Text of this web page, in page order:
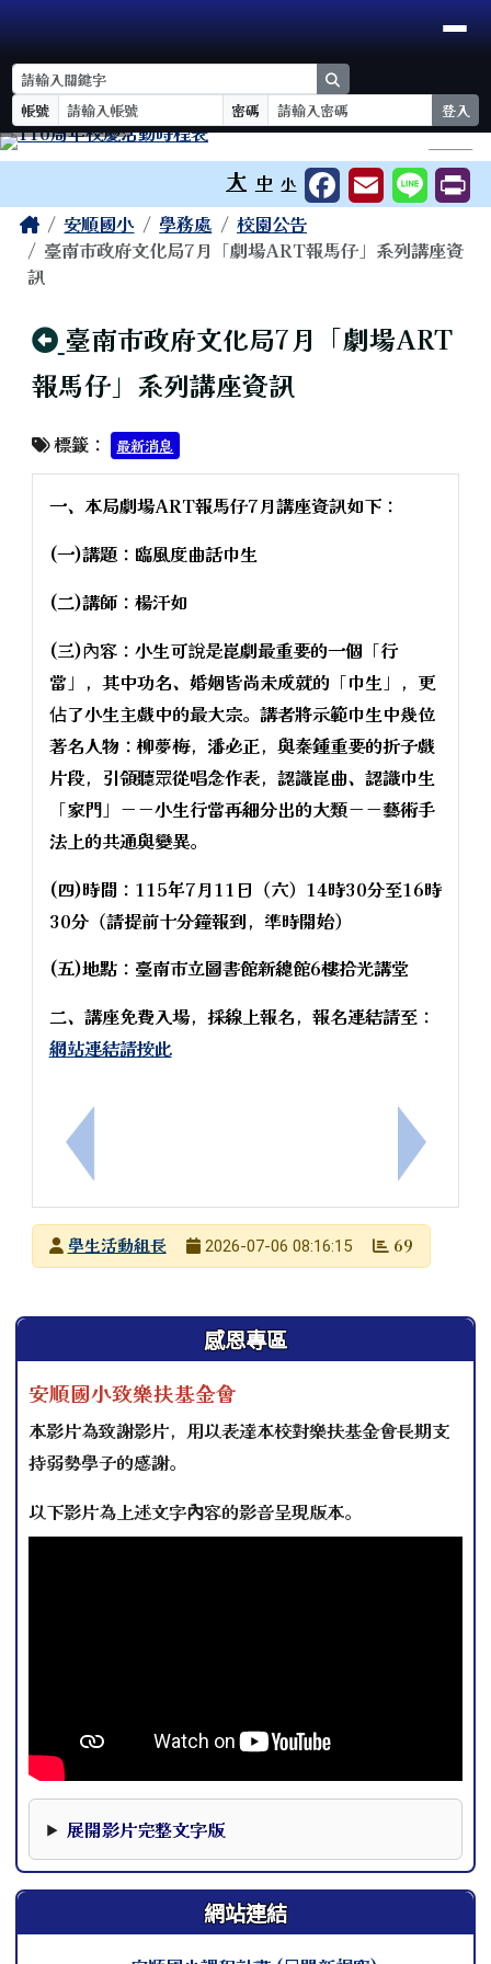
跳至主內容區
臺南市安順國小
導覽列
帳號
密碼 登入
⏸
大 中 小
主內容區域
Home安順國小 學務處
校園公告
臺南市政府文化局7月「劇場ART報馬仔」系列講座資
訊
回上頁
臺南市政府文化局7月「劇場ART
報馬仔」系列講座資訊
標籤： 最新消息
上一筆：暑假請持續落實登革熱及茲卡病毒等蚊媒病
一、本局劇場ART報馬仔7月講座資訊如下：
(一)講題：臨風度曲話巾生
(二)講師：楊汗如
(三)內容：小生可說是崑劇最重要的一個「行
當」，其中功名、婚姻皆尚未成就的「巾生」，更
佔了小生主戲中的最大宗。講者將示範巾生中幾位
著名人物：柳夢梅，潘必正，與秦鍾重要的折子戲
片段，引領聽眾從唱念作表，認識崑曲、認識巾生
「家門」－－小生行當再細分出的大類－－藝術手
法上的共通與變異。
(四)時間：115年7月11日（六）14時30分至16時
30分（請提前十分鐘報到，準時開始）
(五)地點：臺南市立圖書館新總館6樓拾光講堂
二、講座免費入場，採線上報名，報名連結請至：
網站連結請按此
下一筆：
發布者學生活動組長
2026-07-06 08:16:15 69
左邊區域內容 感恩專區
安順國小致樂扶基金會
本影片為致謝影片，用以表達本校對樂扶基金會長期支
持弱勢學子的感謝。
以下影片為上述文字內容的影音呈現版本。
展開影片完整文字版
網站連結
頁尾區域